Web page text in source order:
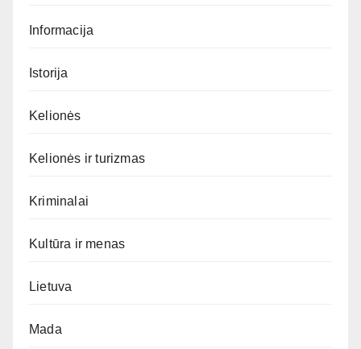
Informacija
Istorija
Kelionės
Kelionės ir turizmas
Kriminalai
Kultūra ir menas
Lietuva
Mada